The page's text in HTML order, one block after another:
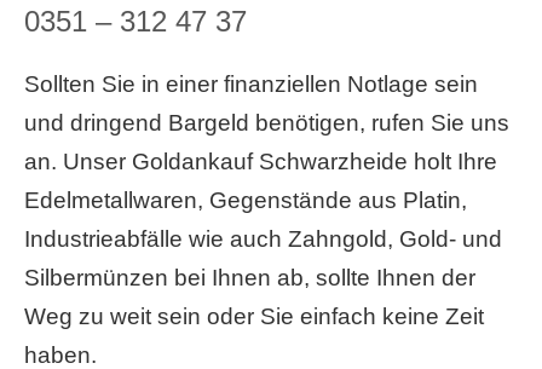
0351 – 312 47 37
Sollten Sie in einer finanziellen Notlage sein
und dringend Bargeld benötigen, rufen Sie uns
an. Unser Goldankauf Schwarzheide holt Ihre
Edelmetallwaren, Gegenstände aus Platin,
Industrieabfälle wie auch Zahngold, Gold- und
Silbermünzen bei Ihnen ab, sollte Ihnen der
Weg zu weit sein oder Sie einfach keine Zeit
haben.